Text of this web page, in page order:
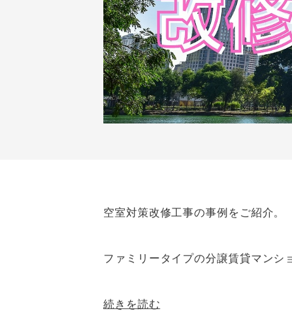
空室対策改修工事の事例をご紹介。
ファミリータイプの分譲賃貸マンシ
続きを読む